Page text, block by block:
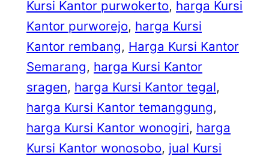
Kursi Kantor purwokerto, harga Kursi
Kantor purworejo, harga Kursi
Kantor rembang, Harga Kursi Kantor
Semarang, harga Kursi Kantor
sragen, harga Kursi Kantor tegal
harga Kursi Kantor temanggung
harga Kursi Kantor wonogiri, harga
Kursi Kantor wonosobo, jual Kursi